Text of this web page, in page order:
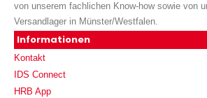
von unserem fachlichen Know-how sowie von
Versandlager in Münster/Westfalen.
Informationen
Kontakt
IDS Connect
HRB App